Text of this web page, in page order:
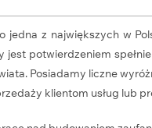
jedna z największych w
jest potwierdzeniem
Posiadamy liczne
klientom usług lub